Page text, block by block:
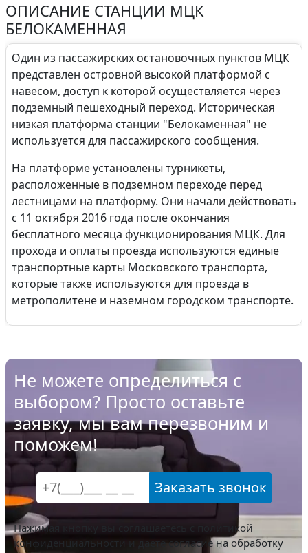
ОПИСАНИЕ СТАНЦИИ МЦК
БЕЛОКАМЕННАЯ
Один из пассажирских остановочных пунктов МЦК
представлен островной высокой платформой с
навесом, доступ к которой осуществляется через
подземный пешеходный переход. Историческая
низкая платформа станции "Белокаменная" не
используется для пассажирского сообщения.
На платформе установлены турникеты,
расположенные в подземном переходе перед
лестницами на платформу. Они начали действовать
с 11 октября 2016 года после окончания
бесплатного месяца функционирования МЦК. Для
прохода и оплаты проезда используются единые
транспортные карты Московского транспорта,
которые также используются для проезда в
метрополитене и наземном городском транспорте.
Не можете определиться с
выбором? Просто оставьте
заявку, мы вам перезвоним и
поможем!
Заказать звонок
Нажимая кнопку вы соглашаетесь с
политикой
конфиденциальности и даете согласие на обработку